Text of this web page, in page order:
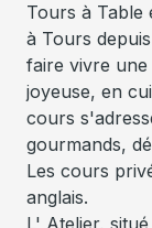
Tours à Table
à Tours
faire vivre une
joyeuse, en
cours
gourmands,
Les cours
anglais.